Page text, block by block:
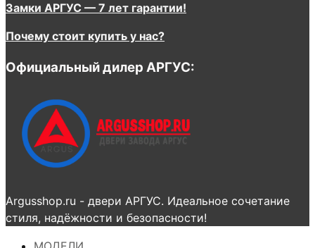
Замки АРГУС — 7 лет гарантии!
Почему стоит купить у нас?
Официальный дилер АРГУС:
Argusshop.ru - двери АРГУС. Идеальное сочетание
стиля, надёжности и безопасности!